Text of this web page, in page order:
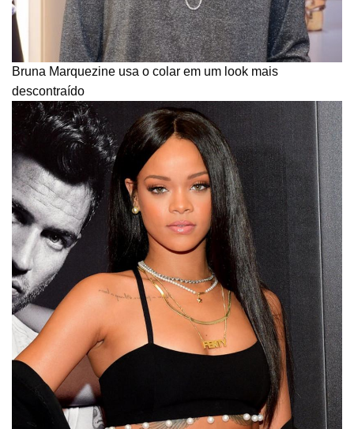
Bruna Marquezine usa o colar em um look mais
descontraído